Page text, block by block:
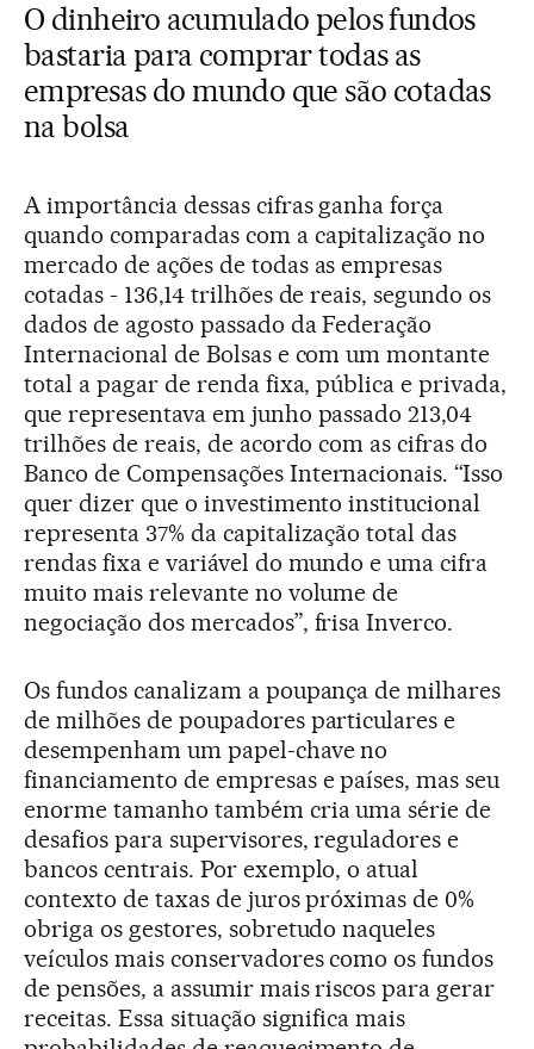
O dinheiro acumulado pelos fundos
bastaria para comprar todas as
empresas do mundo que são cotadas
na bolsa
A importância dessas cifras ganha força
quando comparadas com a capitalização no
mercado de ações de todas as empresas
cotadas - 136,14 trilhões de reais, segundo os
dados de agosto passado da Federação
Internacional de Bolsas e com um montante
total a pagar de renda fixa, pública e privada,
que representava em junho passado 213,04
trilhões de reais, de acordo com as cifras do
Banco de Compensações Internacionais. “Isso
quer dizer que o investimento institucional
representa 37% da capitalização total das
rendas fixa e variável do mundo e uma cifra
muito mais relevante no volume de
negociação dos mercados”, frisa Inverco.
Os fundos canalizam a poupança de milhares
de milhões de poupadores particulares e
desempenham um papel-chave no
financiamento de empresas e países, mas seu
enorme tamanho também cria uma série de
desafios para supervisores, reguladores e
bancos centrais. Por exemplo, o atual
contexto de taxas de juros próximas de 0%
obriga os gestores, sobretudo naqueles
veículos mais conservadores como os fundos
de pensões, a assumir mais riscos para gerar
receitas. Essa situação significa mais